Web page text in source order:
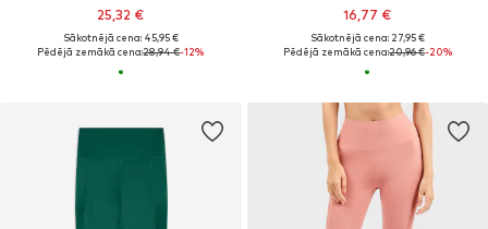
25,32 €
Sākotnējā cena: 45,95 €
Pēdējā zemākā cena:28,94 €-12%
16,77 €
Sākotnējā cena: 27,95 €
Pēdējā zemākā cena:20,96 €-20%